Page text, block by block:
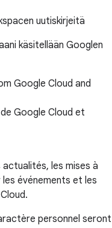
uutiskirjeitä
käsitellään Googlen
Google Cloud and
Google Cloud et
les mises à
événements et les
personnel seront